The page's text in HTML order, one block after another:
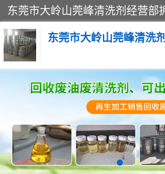
东莞市大岭山莞峰清洗
废
废溶剂油回收 机
废碳氢回收 碳